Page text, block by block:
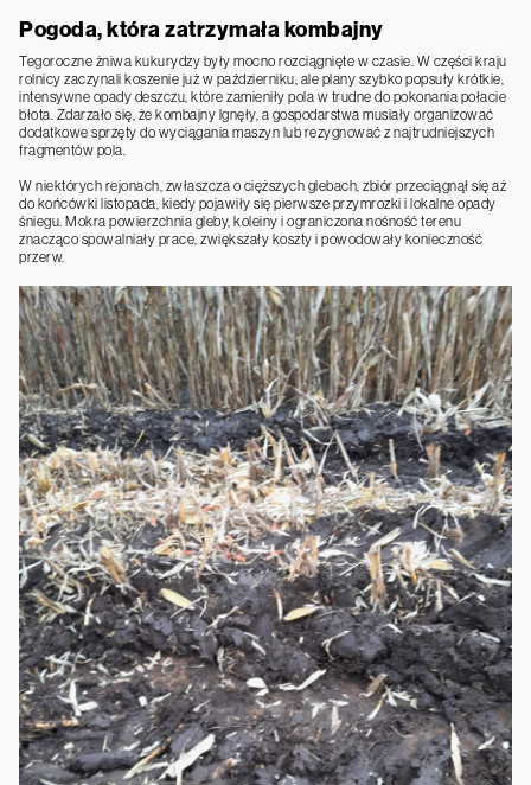
Pogoda, która zatrzymała kombajny
Tegoroczne żniwa kukurydzy były mocno rozciągnięte w czasie. W części kraju
rolnicy zaczynali koszenie już w październiku, ale plany szybko popsuły krótkie,
intensywne opady deszczu, które zamieniły pola w trudne do pokonania połacie
błota. Zdarzało się, że kombajny lgnęły, a gospodarstwa musiały organizować
dodatkowe sprzęty do wyciągania maszyn lub rezygnować z najtrudniejszych
fragmentów pola.
W niektórych rejonach, zwłaszcza o cięższych glebach, zbiór przeciągnął się aż
do końcówki listopada, kiedy pojawiły się pierwsze przymrozki i lokalne opady
śniegu. Mokra powierzchnia gleby, koleiny i ograniczona nośność terenu
znacząco spowalniały prace, zwiększały koszty i powodowały konieczność
przerw.